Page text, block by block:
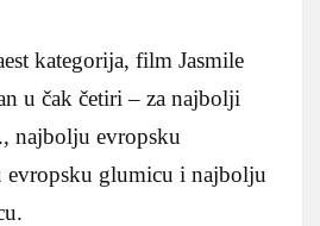
kategorija, film Jasmile
u čak četiri – za najbolji
najbolju evropsku
evropsku glumicu i najbolju